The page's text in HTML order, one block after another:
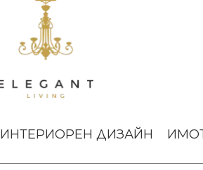
ИНТЕРИОРЕН ДИЗАЙН